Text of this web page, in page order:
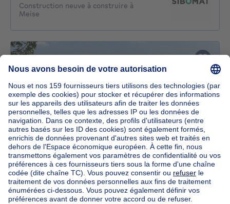
Construction neuve à construire à
Meise
NOUVELLE CONSTRUCTION